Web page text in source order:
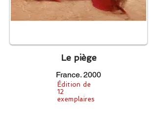
Le piège
France. 2000
Édition de
12
exemplaires